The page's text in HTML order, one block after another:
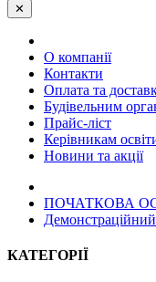
✕
О компанії
Контакти
Оплата та
Будівельним
Прайс-ліст
Керівникам
Новини та акції
ПОЧАТКОВА
КАТЕГОРІЇ